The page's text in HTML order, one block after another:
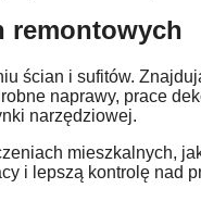
remontowych
ścian i sufitów.
naprawy, prace
narzędziowej.
mieszkalnych,
i lepszą kontrolę nad